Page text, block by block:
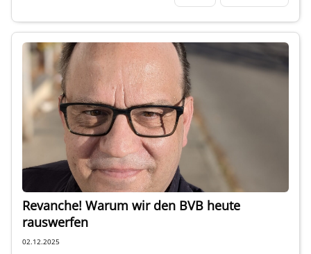
Revanche! Warum wir den BVB heute
rauswerfen
02.12.2025